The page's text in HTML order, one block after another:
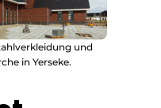
und
in Yerseke.